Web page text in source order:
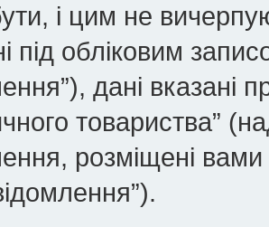
і цим не
під обліковим
дані вказані
товариства”
розміщені вами